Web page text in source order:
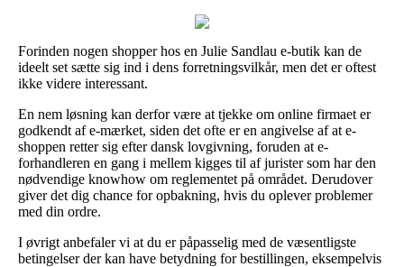
Forinden nogen shopper hos en Julie Sandlau e-butik kan de
ideelt set sætte sig ind i dens forretningsvilkår, men det er oftest
ikke videre interessant.
En nem løsning kan derfor være at tjekke om online firmaet er
godkendt af e-mærket, siden det ofte er en angivelse af at e-
shoppen retter sig efter dansk lovgivning, foruden at e-
forhandleren en gang i mellem kigges til af jurister som har den
nødvendige knowhow om reglementet på området. Derudover
giver det dig chance for opbakning, hvis du oplever problemer
med din ordre.
I øvrigt anbefaler vi at du er påpasselig med de væsentligste
betingelser der kan have betydning for bestillingen, eksempelvis